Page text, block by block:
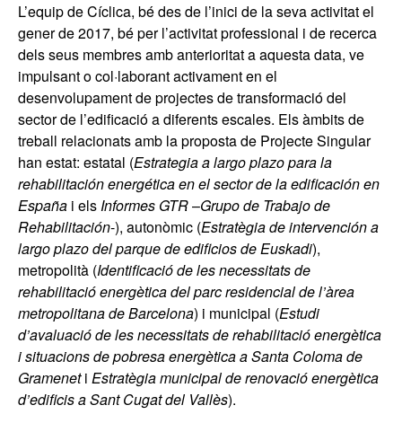
L’equip de Cíclica, bé des de l’inici de la seva activitat el
gener de 2017, bé per l’activitat professional i de recerca
dels seus membres amb anterioritat a aquesta data, ve
impulsant o col·laborant activament en el
desenvolupament de projectes de transformació del
sector de l’edificació a diferents escales. Els àmbits de
treball relacionats amb la proposta de Projecte Singular
han estat: estatal (Estrategia a largo plazo para la
rehabilitación energética en el sector de la edificación en
España i elsInformes GTR–Grupo de Trabajo de
Rehabilitación-), autonòmic (Estratègia de intervención a
largo plazo del parque de edificios de Euskadi),
metropolità (Identificació de les necessitats de
rehabilitació energètica del parc residencial de l’àrea
metropolitana de Barcelona) i municipal (Estudi
d’avaluació de les necessitats de rehabilitació energètica
i situacions de pobresa energètica a Santa Coloma de
Grameneti Estratègia municipal de renovació energètica
d’edificis a Sant Cugat del Vallès).